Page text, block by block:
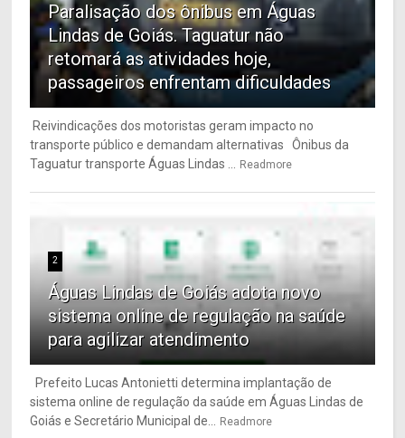
Paralisação dos ônibus em Águas
Lindas de Goiás. Taguatur não
retomará as atividades hoje,
passageiros enfrentam dificuldades
Reivindicações dos motoristas geram impacto no
transporte público e demandam alternativas Ônibus da
Taguatur transporte Águas Lindas ... Readmore
2
Águas Lindas de Goiás adota novo
sistema online de regulação na saúde
para agilizar atendimento
Prefeito Lucas Antonietti determina implantação de
sistema online de regulação da saúde em Águas Lindas de
Goiás e Secretário Municipal de... Readmore